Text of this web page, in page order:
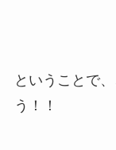
ということで
う！！